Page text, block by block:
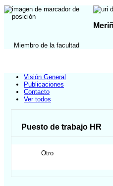
Miembro de la facultad
Visión General
Publicaciones
Contacto
Ver todos
Puesto de trabajo HR
Otro